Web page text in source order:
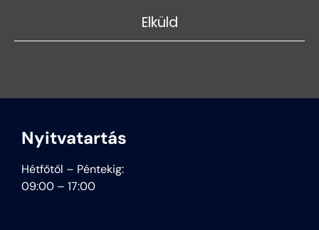
Elküld
Nyitvatartás
Hétfőtől – Péntekig:
09:00 – 17:00